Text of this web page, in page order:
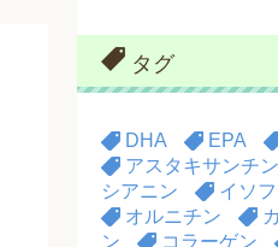
タグ
DHA EPA
アスタキサンチン
シアニン
イソ
オルニチン
ン
コラーゲン